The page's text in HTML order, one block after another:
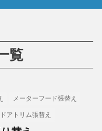
覧
メーターフード張替え
アトリム張替え